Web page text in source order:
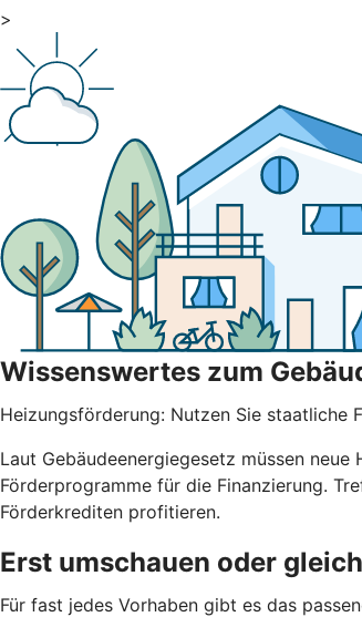
>
Wissenswertes zum
Heizungsförderung: Nutzen Sie staatliche
Laut Gebäudeenergiegesetz müssen
Förderprogramme für die Finanzierung.
Förderkrediten profitieren.
Erst umschauen oder
Für fast jedes Vorhaben gibt es das